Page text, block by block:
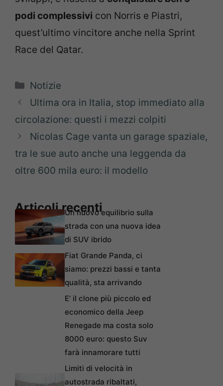
podi complessivi con Norris e Piastri,
quest’ultimo vincitore anche nella Sprint
Race del Qatar.
Notizie
Ultima ora in Italia, stop immediato alla
circolazione: questi i mezzi colpiti
Nicolas Cage vanta un garage spaziale,
tra le sue auto anche una leggenda da
oltre 600 mila euro: il modello
Articoli recentiUn nuovo equilibrio sulla
qualità, sta arrivando
E’ il clone più piccolo ed
farà innamorare tutti
Limiti di velocità in